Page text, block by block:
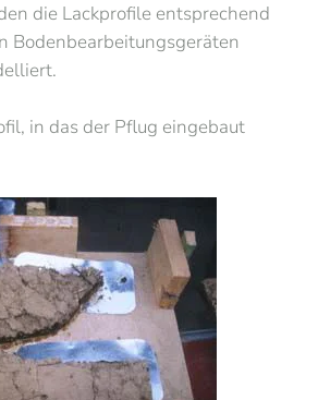
die Lackprofile entsprechend
Bodenbearbeitungsgeräten
in das der Pflug eingebaut